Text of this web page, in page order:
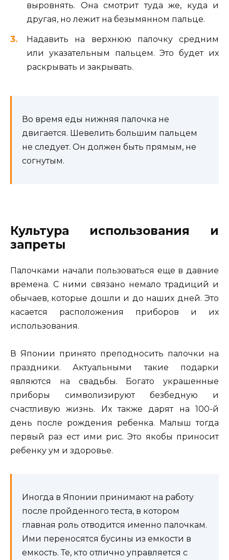
выровнять. Она смотрит туда же, куда и
другая, но лежит на безымянном пальце.
Надавить на верхнюю палочку средним
или указательным пальцем. Это будет их
раскрывать и закрывать.
Во время еды нижняя палочка не
двигается. Шевелить большим пальцем
не следует. Он должен быть прямым, не
согнутым.
Культура использования и
запреты
Палочками начали пользоваться еще в давние
времена. С ними связано немало традиций и
обычаев, которые дошли и до наших дней. Это
касается расположения приборов и их
использования.
В Японии принято преподносить палочки на
праздники. Актуальными такие подарки
являются на свадьбы. Богато украшенные
приборы символизируют безбедную и
счастливую жизнь. Их также дарят на 100-й
день после рождения ребенка. Малыш тогда
первый раз ест ими рис. Это якобы приносит
ребенку ум и здоровье.
Иногда в Японии принимают на работу
после пройденного теста, в котором
главная роль отводится именно палочкам.
Ими переносятся бусины из емкости в
емкость. Те, кто отлично управляется с